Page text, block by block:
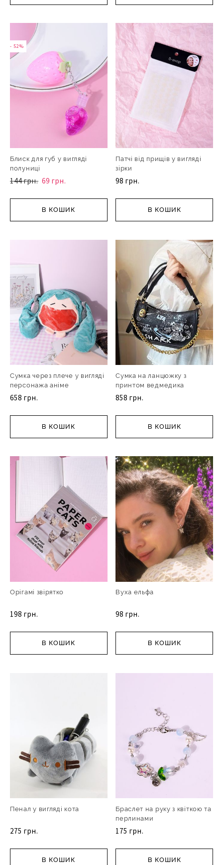
- 52%
Блиск для губ у вигляді
полуниці
144 грн. 69 грн.
В КОШИК
Патчі від прищів у вигляді
зірки
98 грн.
В КОШИК
Сумка через плече у вигляді
персонажа аніме
658 грн.
В КОШИК
Сумка на ланцюжку з
принтом ведмедика
858 грн.
В КОШИК
Орігамі звірятко
198 грн.
В КОШИК
Вуха ельфа
98 грн.
В КОШИК
Пенал у вигляді кота
275 грн.
В КОШИК
Браслет на руку з квіткою та
перлинами
175 грн.
В КОШИК